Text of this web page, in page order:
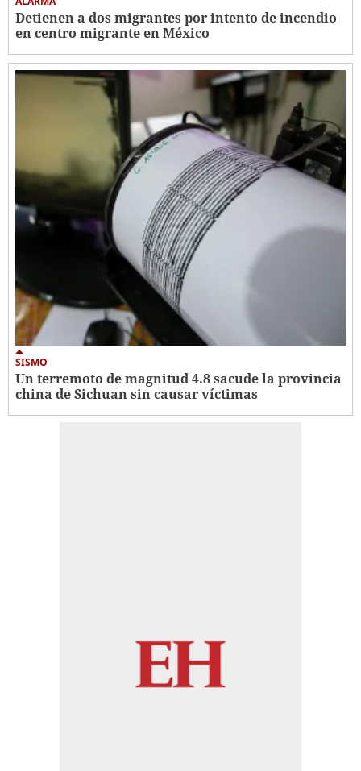
Detienen a dos migrantes por intento de incendio
en centro migrante en México
SISMO
Un terremoto de magnitud 4.8 sacude la provincia
china de Sichuan sin causar víctimas